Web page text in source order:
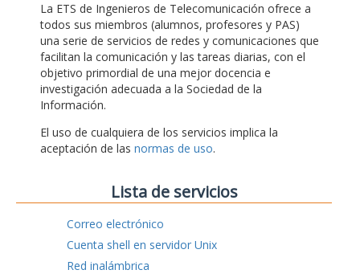
La ETS de Ingenieros de Telecomunicación ofrece a
todos sus miembros (alumnos, profesores y PAS)
una serie de servicios de redes y comunicaciones que
facilitan la comunicación y las tareas diarias, con el
objetivo primordial de una mejor docencia e
investigación adecuada a la Sociedad de la
Información.
El uso de cualquiera de los servicios implica la
aceptación de las normas de uso.
Lista de servicios
Correo electrónico
Cuenta shell en servidor Unix
Red inalámbrica